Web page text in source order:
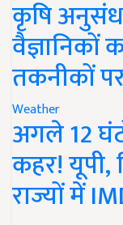
कृषि
वैज्ञानिकों
तकनीकों
Weather
अगले 12
कहर! यूपी,
राज्यों में